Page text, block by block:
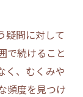
疑問に対して
で続けること
く、むくみや
頻度を見つけ